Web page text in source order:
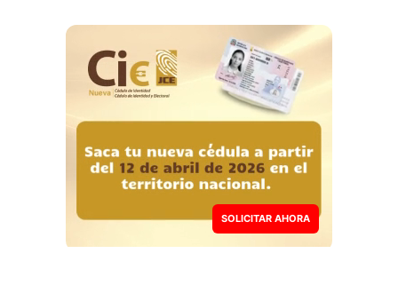
SOLICITAR AHORA